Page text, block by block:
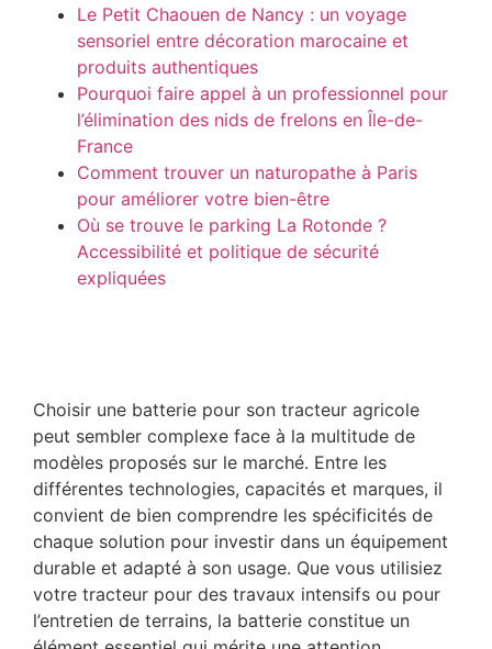
Choisir une batterie pour son tracteur agricole
peut sembler complexe face à la multitude de
modèles proposés sur le marché. Entre les
différentes technologies, capacités et marques, il
convient de bien comprendre les spécificités de
chaque solution pour investir dans un équipement
durable et adapté à son usage. Que vous utilisiez
votre tracteur pour des travaux intensifs ou pour
l’entretien de terrains, la batterie constitue un
Le Petit Chaouen de Nancy : un voyage
sensoriel entre décoration marocaine et
produits authentiques
Pourquoi faire appel à un professionnel pour
l’élimination des nids de frelons en Île-de-
France
Comment trouver un naturopathe à Paris
pour améliorer votre bien-être
Où se trouve le parking La Rotonde ?
Accessibilité et politique de sécurité
expliquées